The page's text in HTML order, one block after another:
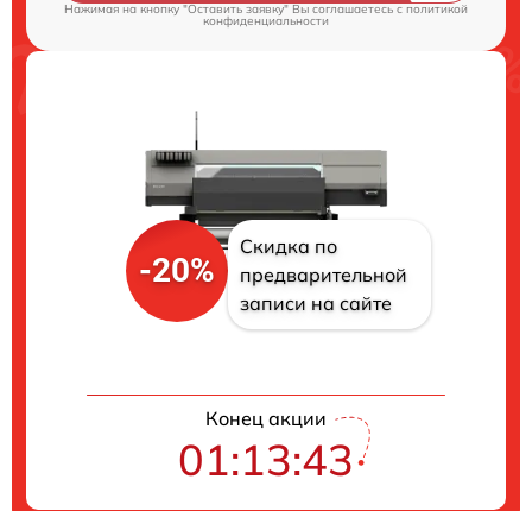
Нажимая на кнопку "Оставить заявку" Вы соглашаетесь c политикой
конфиденциальности
-20%
Скидка по
предварительной
записи на сайте
Конец акции
01:13:42